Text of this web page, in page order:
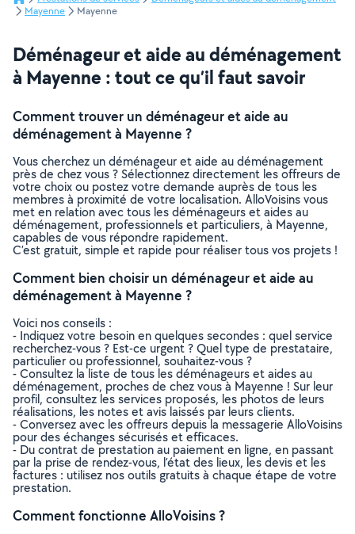
Mayenne
Mayenne
Déménageur et aide au déménagement
à Mayenne : tout ce qu’il faut savoir
Comment trouver un déménageur et aide au
déménagement à Mayenne ?
Vous cherchez un déménageur et aide au déménagement
près de chez vous ? Sélectionnez directement les offreurs de
votre choix ou postez votre demande auprès de tous les
membres à proximité de votre localisation. AlloVoisins vous
met en relation avec tous les déménageurs et aides au
déménagement, professionnels et particuliers, à Mayenne,
capables de vous répondre rapidement.
C’est gratuit, simple et rapide pour réaliser tous vos projets !
Comment bien choisir un déménageur et aide au
déménagement à Mayenne ?
Voici nos conseils :
- Indiquez votre besoin en quelques secondes : quel service
recherchez-vous ? Est-ce urgent ? Quel type de prestataire,
particulier ou professionnel, souhaitez-vous ?
- Consultez la liste de tous les déménageurs et aides au
déménagement, proches de chez vous à Mayenne ! Sur leur
profil, consultez les services proposés, les photos de leurs
réalisations, les notes et avis laissés par leurs clients.
- Conversez avec les offreurs depuis la messagerie AlloVoisins
pour des échanges sécurisés et efficaces.
- Du contrat de prestation au paiement en ligne, en passant
par la prise de rendez-vous, l’état des lieux, les devis et les
factures : utilisez nos outils gratuits à chaque étape de votre
prestation.
Comment fonctionne AlloVoisins ?